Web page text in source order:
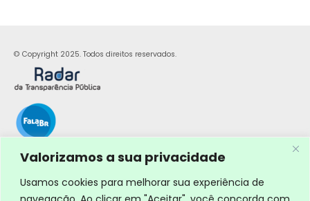
Valorizamos a sua privacidade
Usamos cookies para melhorar sua experiência de
© Copyright 2025. Todos direitos reservados.